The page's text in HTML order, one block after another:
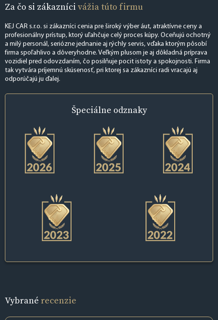
Za čo si zákazníci vážia túto firmu
KEJ CAR s.r.o. si zákazníci cenia pre široký výber áut, atraktívne ceny a
profesionálny prístup, ktorý uľahčuje celý proces kúpy. Oceňujú ochotný
a milý personál, seriózne jednanie aj rýchly servis, vďaka ktorým pôsobí
firma spoľahlivo a dôveryhodne. Veľkým plusom je aj dôkladná príprava
vozidiel pred odovzdaním, čo posilňuje pocit istoty a spokojnosti. Firma
tak vytvára príjemnú skúsenosť, pri ktorej sa zákazníci radi vracajú aj
odporúčajú ju ďalej.
Špeciálne odznaky
Vybrané recenzie